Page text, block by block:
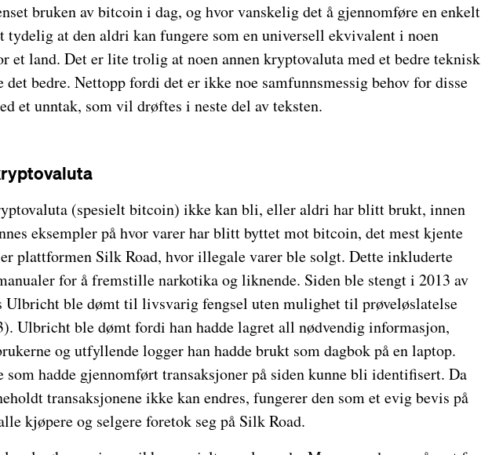
bruken av bitcoin i dag, og hvor vanskelig det å gjennomføre en enkelt
tydelig at den aldri kan fungere som en universell ekvivalent i noen
et land. Det er lite trolig at noen annen kryptovaluta med et bedre teknisk
bedre. Nettopp fordi det er ikke noe samfunnsmessig behov for disse
et unntak, som vil drøftes i neste del av teksten.
(spesielt bitcoin) ikke kan bli, eller aldri har blitt brukt, innen
eksempler på hvor varer har blitt byttet mot bitcoin, det mest kjente
plattformen Silk Road, hvor illegale varer ble solgt. Dette inkluderte
for å fremstille narkotika og liknende. Siden ble stengt i 2013 av
Ulbricht ble dømt til livsvarig fengsel uten mulighet til prøveløslatelse
Ulbricht ble dømt fordi han hadde lagret all nødvendig informasjon,
og utfyllende logger han hadde brukt som dagbok på en laptop.
som hadde gjennomført transaksjoner på siden kunne bli identifisert. Da
transaksjonene ikke kan endres, fungerer den som et evig bevis på
kjøpere og selgere foretok seg på Silk Road.